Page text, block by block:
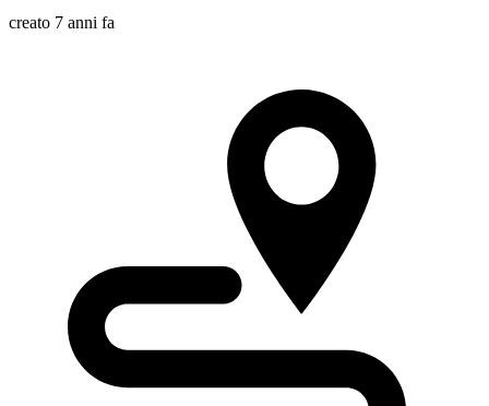
creato 7 anni fa